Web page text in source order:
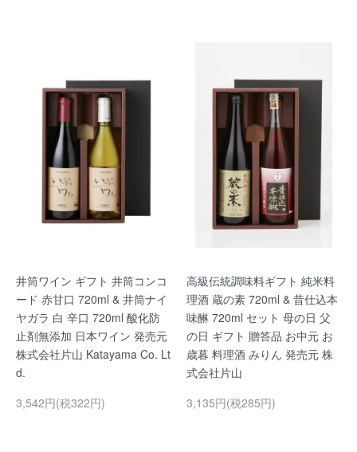
井筒ワイン ギフト 井筒コンコ
ード 赤甘口 720ml & 井筒ナイ
ヤガラ 白 辛口 720ml 酸化防
止剤無添加 日本ワイン 発売元
株式会社片山 Katayama Co. Lt
d.
3,542円(税322円)
高級伝統調味料ギフト 純米料
理酒 蔵の素 720ml & 昔仕込本
味醂 720ml セット 母の日 父
の日 ギフト 贈答品 お中元 お
歳暮 料理酒 みりん 発売元 株
式会社片山
3,135円(税285円)